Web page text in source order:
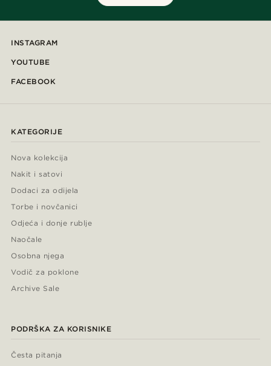
INSTAGRAM
YOUTUBE
FACEBOOK
KATEGORIJE
Nova kolekcija
Nakit i satovi
Dodaci za odijela
Torbe i novčanici
Odjeća i donje rublje
Naočale
Osobna njega
Vodič za poklone
Archive Sale
PODRŠKA ZA KORISNIKE
Česta pitanja